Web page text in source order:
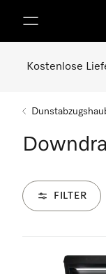
Kostenlose
FILTER